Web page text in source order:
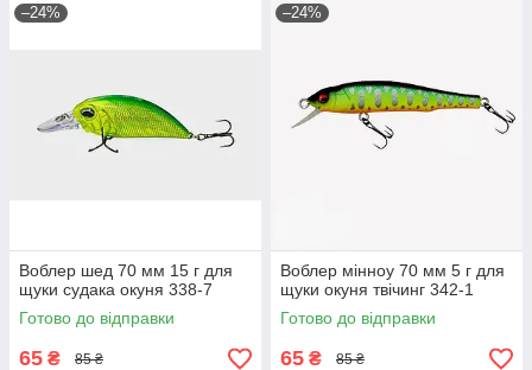
–24%
Воблер шед 70 мм 15 г для
щуки судака окуня 338-7
Готово до відправки
65 ₴ 85 ₴
–24%
Воблер мінноу 70 мм 5 г для
щуки окуня твічинг 342-1
Готово до відправки
65 ₴ 85 ₴